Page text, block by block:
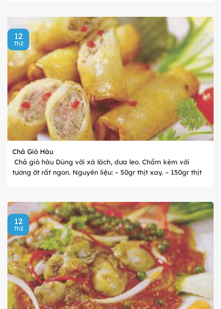
Chả Giò Hàu
Chả giò hàu Dùng với xà lách, dưa leo. Chấm kèm với
tương ớt rất ngon. Nguyên liệu: – 50gr thịt xay. – 150gr thịt
12
Th2
12
Th2